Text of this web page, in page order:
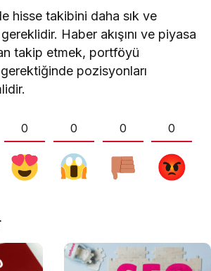
hisse takibini daha sık ve
Haber akışını ve piyasa
takip etmek, portföyü
pozisyonları
0 0 0 0